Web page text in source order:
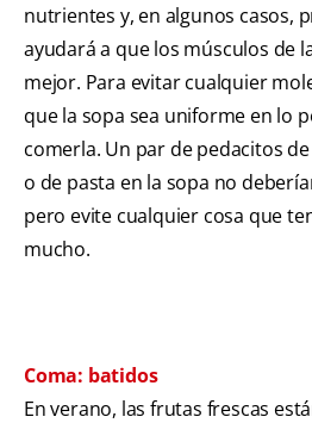
nutrientes y, en algunos casos,
ayudará a que los músculos de
mejor. Para evitar cualquier
que la sopa sea uniforme en lo
comerla. Un par de pedacitos
o de pasta en la sopa no
pero evite cualquier cosa que
mucho.
Coma: batidos
En verano, las frutas frescas